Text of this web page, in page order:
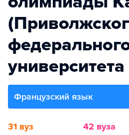
университета
Французский язык
31 вуз 42 вуза